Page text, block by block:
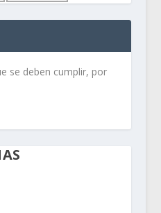
se deben cumplir, por